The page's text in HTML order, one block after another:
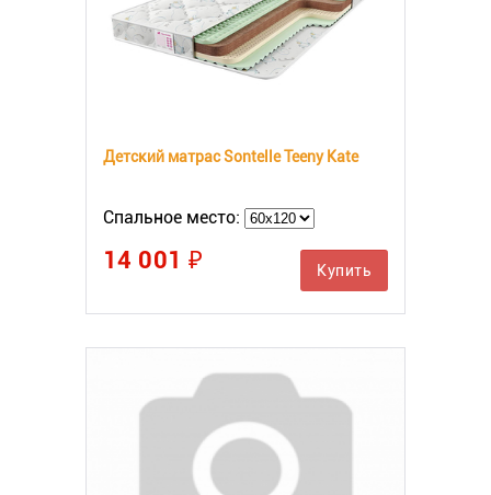
Детский матрас Sontelle Teeny Kate
Спальное место:
14 001 ₽ Купить